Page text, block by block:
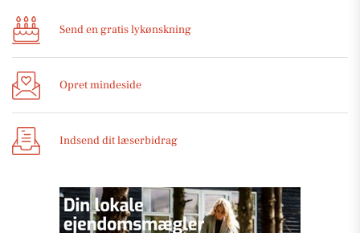
Send en gratis lykønskning
Opret mindeside
Indsend dit læserbidrag